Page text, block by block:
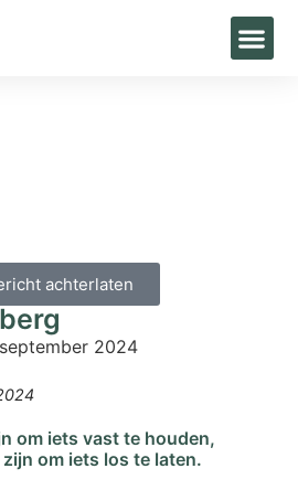
achterlaten
2024
om iets vast te houden,
om iets los te laten.